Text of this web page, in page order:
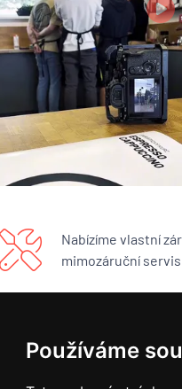
Používáme
Nabízíme vlastní
mimozáruční servis.
BUNA CAFÉ